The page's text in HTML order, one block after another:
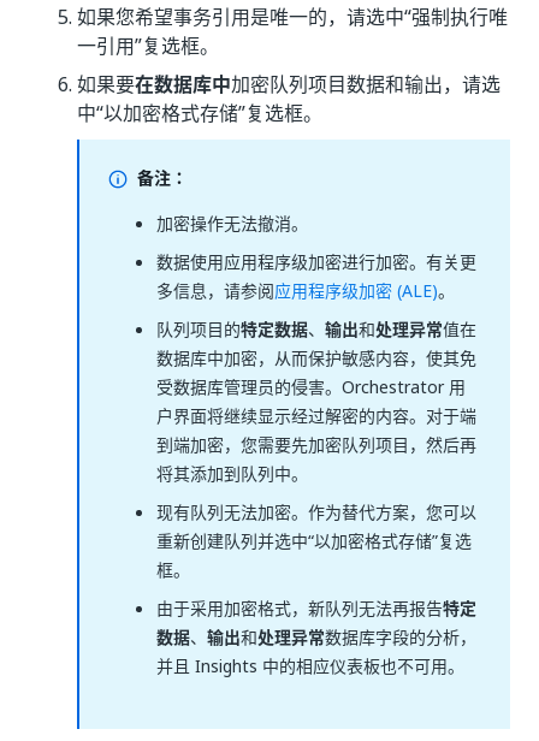
如果您希望事务引用是唯一的，请选中“强制执行唯
一引用”复选框。
如果要在数据库中加密队列项目数据和输出，请选
中“以加密格式存储”复选框。
备注：
加密操作无法撤消。
数据使用应用程序级加密进行加密。有关更
多信息，请参阅应用程序级加密 (ALE)。
队列项目的特定数据、 输出和处理异常值在
数据库中加密，从而保护敏感内容，使其免
受数据库管理员的侵害。Orchestrator 用
户界面将继续显示经过解密的内容。对于端
到端加密，您需要先加密队列项目，然后再
将其添加到队列中。
现有队列无法加密。作为替代方案，您可以
重新创建队列并选中“以加密格式存储”复选
框。
由于采用加密格式，新队列无法再报告特定
数据、 输出和处理异常数据库字段的分析，
并且 Insights 中的相应仪表板也不可用。